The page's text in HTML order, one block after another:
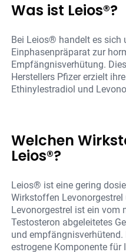
Was ist Leios®?
Bei Leios® handelt es sich
Einphasenpräparat zur
Empfängnisverhütung.
Herstellers Pfizer erzielt
Ethinylestradiol und
Welchen
Leios®?
Leios® ist eine gering
Wirkstoffen
Levonorgestrel ist ein vom
Testosteron abgeleitetes
und
estrogene Komponente für